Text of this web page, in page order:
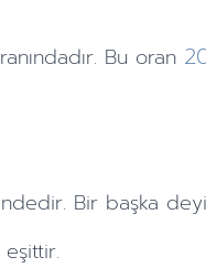
Bu oran
Bir başka